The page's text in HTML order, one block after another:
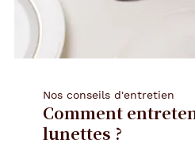
Nos conseils d'entretien
Comment
lunettes ?